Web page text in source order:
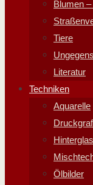
Blumen
Tiere
Literatur
Techniken
Aquarelle
Ölbilder